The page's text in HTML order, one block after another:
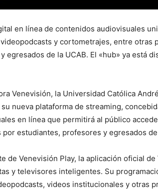
en línea de contenidos audiovisuales
y cortometrajes, entre otras
egresados de la UCAB. El «hub» ya está
Venevisión, la Universidad Católica
nueva plataforma de streaming,
en línea que permitirá al público
por estudiantes, profesores y egresados
de Venevisión Play, la aplicación oficial
y televisores inteligentes. Su
videos institucionales y otras